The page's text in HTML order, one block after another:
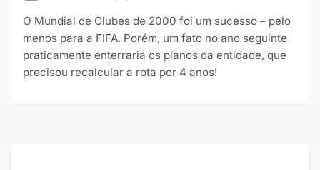
O Mundial de Clubes de 2000 foi um sucesso – pelo
menos para a FIFA. Porém, um fato no ano seguinte
praticamente enterraria os planos da entidade, que
precisou recalcular a rota por 4 anos!